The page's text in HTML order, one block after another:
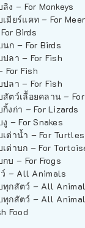
ง – For Monkeys
มียร์แคท – For
Birds
นก – For Birds
ปลา – For Fish
For Fish
ปลา – For Fish
สัตว์เลื้อยคลาน –
งก่า – For Lizards
– For Snakes
เต่าน้ำ – For Turtles
เต่าบก – For
บ – For Frogs
– All Animals
ทุกสัตว์ – All
ทุกสัตว์ – All
Food